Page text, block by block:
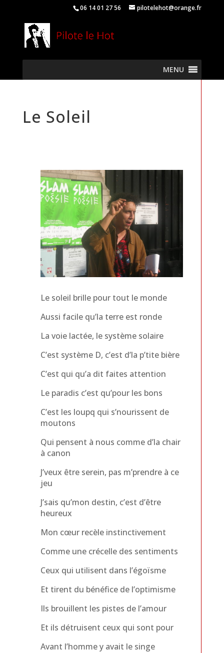
06 14 01 27 56 pilotelehot@orange.fr
MENU
Le Soleil
Le soleil brille pour tout le monde
Aussi facile qu’la terre est ronde
La voie lactée, le système solaire
C’est système D, c’est d’la p’tite bière
C’est qui qu’a dit faites attention
Le paradis c’est qu’pour les bons
C’est les loupq qui s’nourissent de
moutons
Qui pensent à nous comme d’la chair
à canon
J’veux être serein, pas m’prendre à ce
jeu
J’sais qu’mon destin, c’est d’être
heureux
Mon cœur recèle instinctivement
Comme une crécelle des sentiments
Ceux qui utilisent dans l’égoïsme
Et tirent du bénéfice de l’optimisme
Ils brouillent les pistes de l’amour
Et ils détruisent ceux qui sont pour
Avant l’homme y avait le singe